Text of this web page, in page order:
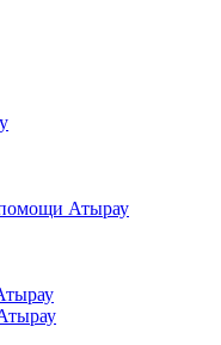
Атырау